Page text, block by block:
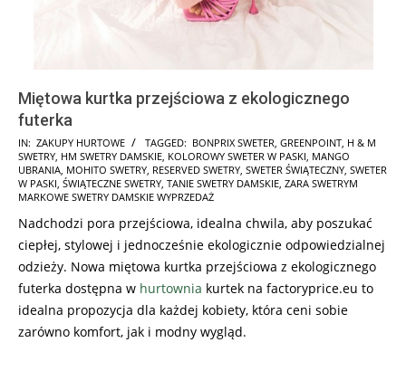
Miętowa kurtka przejściowa z ekologicznego
futerka
2025-
11-
09
IN: ZAKUPY HURTOWE TAGGED: BONPRIX SWETER GREENPOINT H & M
SWETRY HM SWETRY DAMSKIE KOLOROWY SWETER W PASKI MANGO
UBRANIA MOHITO SWETRY RESERVED SWETRY SWETER ŚWIĄTECZNY SWETER
W PASKI ŚWIĄTECZNE SWETRY TANIE SWETRY DAMSKIE ZARA SWETRYM
MARKOWE SWETRY DAMSKIE WYPRZEDAŻ
Nadchodzi pora przejściowa, idealna chwila, aby poszukać
ciepłej, stylowej i jednocześnie ekologicznie odpowiedzialnej
odzieży. Nowa miętowa kurtka przejściowa z ekologicznego
futerka dostępna w hurtownia kurtek na factoryprice.eu to
idealna propozycja dla każdej kobiety, która ceni sobie
zarówno komfort, jak i modny wygląd.